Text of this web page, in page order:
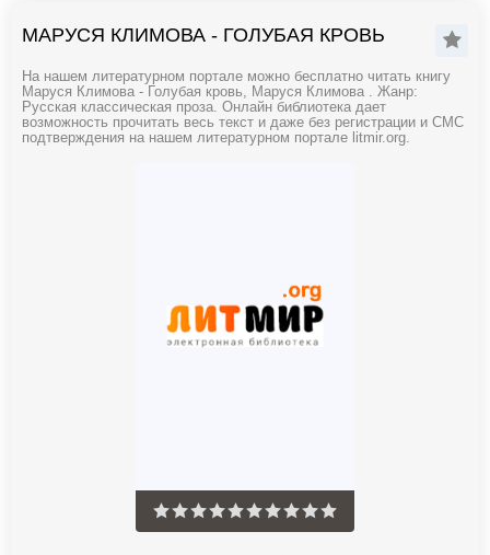
МАРУСЯ КЛИМОВА - ГОЛУБАЯ КРОВЬ
На нашем литературном портале можно бесплатно читать книгу
Маруся Климова - Голубая кровь, Маруся Климова . Жанр:
Русская классическая проза. Онлайн библиотека дает
возможность прочитать весь текст и даже без регистрации и СМС
подтверждения на нашем литературном портале litmir.org.